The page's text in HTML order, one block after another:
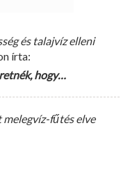
és talajvíz elleni
írta:
hogy…
fűtés elve